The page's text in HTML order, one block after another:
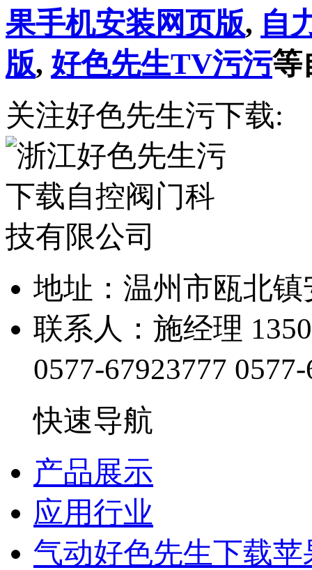
果手机安装网页版, 自
版, 好色先生TV污污等
关注好色先生污下载:
地址：温州市瓯
联系人：施经理
0577-67923777
快速导航
产品展示
应用行业
气动好色先生下载